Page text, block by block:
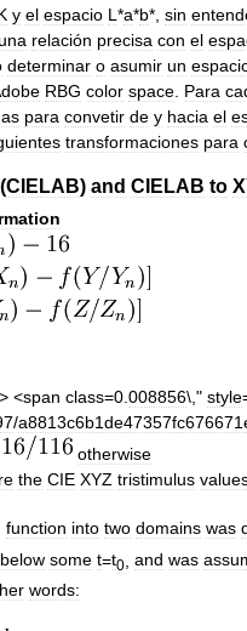
y el espacio L *a*b*, sin
relación precisa con el
determinar o asumir un
RBG color space Para
para convetir de y hacia el
transformaciones para
CIELAB) and CIELAB to
0. 008856\," style
/
otherwise
the CIE XYZ tristimulus
function into two domains was
below some t=t0 and was
words: